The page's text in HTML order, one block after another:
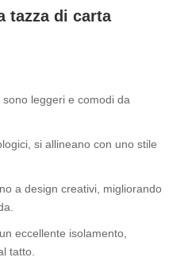
tazza di carta
leggeri e comodi da
si allineano con uno stile
a design creativi, migliorando
eccellente isolamento,
tatto.